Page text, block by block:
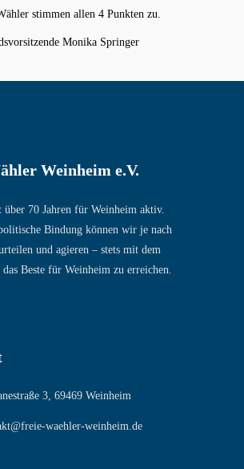
stimmen allen 4 Punkten zu.
Monika Springer
Weinheim e.V.
über 70 Jahren für Weinheim aktiv.
Bindung können wir je nach
und agieren – stets mit dem
Beste für Weinheim zu erreichen.
3, 69469 Weinheim
waehler-weinheim.de